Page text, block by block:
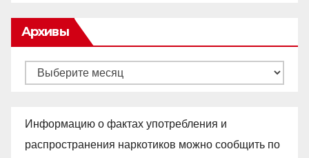
Архивы
Архивы
Информацию о фактах употребления и
распространения наркотиков можно сообщить по